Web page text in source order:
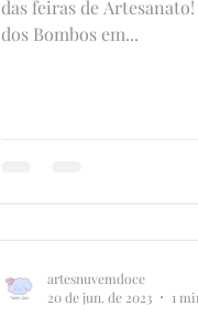
das feiras de
dos Bombos em...
artesnuvemdoce
20 de jun. de 2023
1